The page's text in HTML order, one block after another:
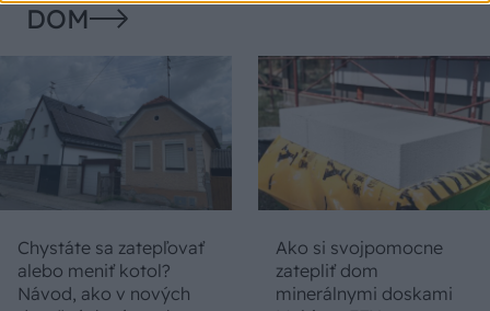
DOM
Chystáte sa zatepľovať
alebo meniť kotol?
Návod, ako v nových
Ako si svojpomocne
zatepliť dom
minerálnymi doskami